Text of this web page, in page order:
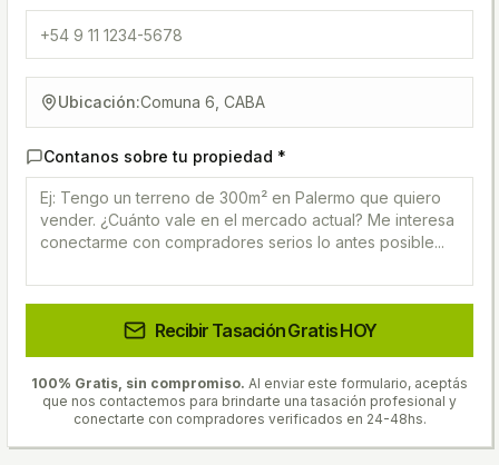
Ubicación:Comuna 6, CABA
Contanos sobre tu propiedad *
Recibir Tasación Gratis HOY
100% Gratis, sin compromiso. Al enviar este formulario, aceptás
que nos contactemos para brindarte una tasación profesional y
conectarte con compradores verificados en 24-48hs.